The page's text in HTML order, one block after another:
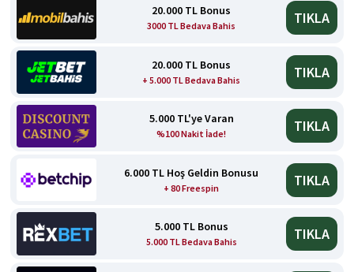
20.000 TL Bonus
3000 TL Bedava Bahis TIKLA
20.000 TL Bonus
+ 5.000 TL Bedava Bahis TIKLA
5.000 TL'ye Varan
%100 Nakit İade! TIKLA
6.000 TL Hoş Geldin Bonusu
+ 80 Freespin TIKLA
5.000 TL Bonus
5.000 TL Bedava Bahis TIKLA